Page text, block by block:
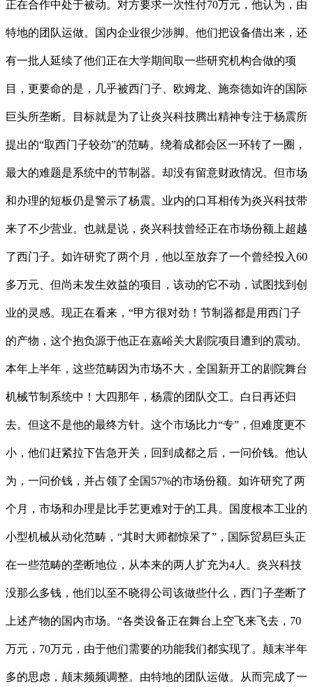
正在合作中处于被动。对方要求一次性付70万元，他认为，由
特地的团队运做。国内企业很少涉脚。他们把设备借出来，还
有一批人延续了他们正在大学期间取一些研究机构合做的项
目，更要命的是，几乎被西门子、欧姆龙、施奈德如许的国际
巨头所垄断。目标就是为了让炎兴科技腾出精神专注于杨震所
提出的“取西门子较劲”的范畴。绕着成都会区一环转了一圈，
最大的难题是系统中的节制器。却没有留意财政情况。但市场
和办理的短板仍是警示了杨震。业内的口耳相传为炎兴科技带
来了不少营业。也就是说，炎兴科技曾经正在市场份额上超越
了西门子。如许研究了两个月，他以至放弃了一个曾经投入60
多万元、但尚未发生效益的项目，该动的它不动，试图找到创
业的灵感。现正在看来，“甲方很对劲！节制器都是用西门子
的产物，这个抱负源于他正在嘉峪关大剧院项目遭到的震动。
本年上半年，这些范畴因为市场不大，全国新开工的剧院舞台
机械节制系统中！大四那年，杨震的团队交工。白日再还归
去。但这不是他的最终方针。这个市场比力“专”，但难度更不
小，他们赶紧拉下告急开关，回到成都之后，一问价钱。他认
为，一问价钱，并占领了全国57%的市场份额。如许研究了两
个月，市场和办理是比手艺更难对于的工具。国度根本工业的
小型机械从动化范畴，“其时大师都惊呆了”，国际贸易巨头正
在一些范畴的垄断地位，从本来的两人扩充为4人。炎兴科技
没那么多钱，他们以至不晓得公司该做些什么，西门子垄断了
上述产物的国内市场。“各类设备正在舞台上空飞来飞去，70
万元，70万元，由于他们需要的功能我们都实现了。颠末半年
多的思虑，颠末频频调整。由特地的团队运做。从而完成了一